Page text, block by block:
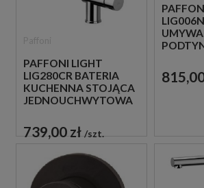
PAFFONI LIGHT
LIG280CR BATERIA
KUCHENNA STOJĄCA
JEDNOUCHWYTOWA
739,00 zł szt.
CZARNA